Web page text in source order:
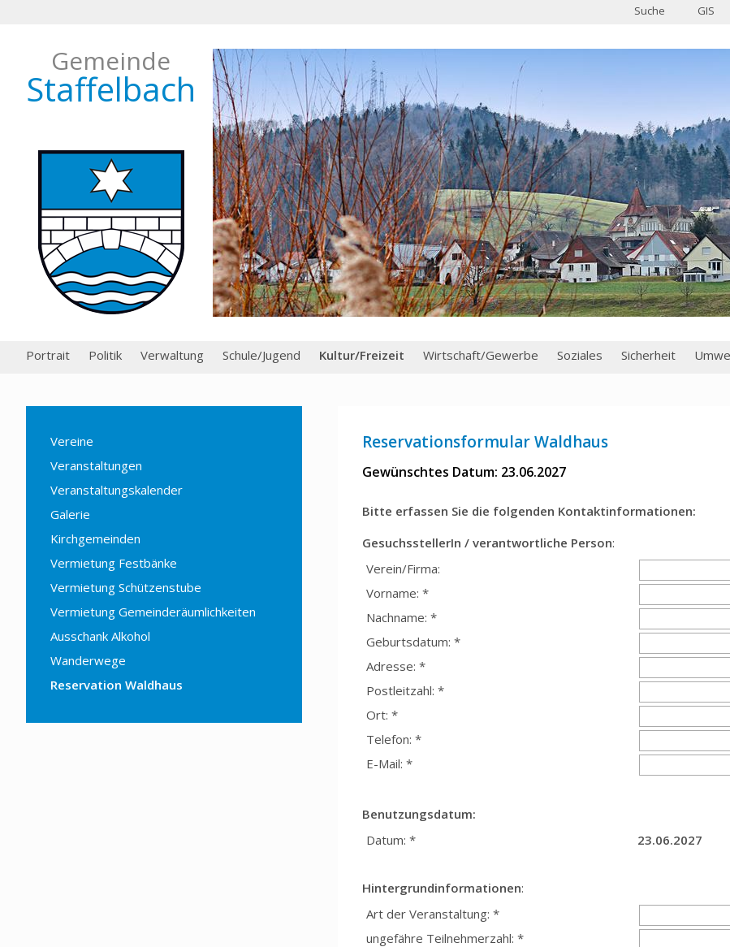
Suche GIS
Gemeinde
Staffelbach
Portrait Politik Verwaltung Schule/Jugend Kultur/Freizeit Wirtschaft/Gewerbe Soziales Sicherheit
Vereine
Veranstaltungen
Veranstaltungskalender
Galerie
Kirchgemeinden
Vermietung Festbänke
Vermietung Schützenstube
Vermietung Gemeinderäumlichkeiten
Ausschank Alkohol
Wanderwege
Reservation Waldhaus
Reservationsformular Waldhaus
Gewünschtes Datum: 23.06.2027
Bitte erfassen Sie die folgenden Kontaktinformationen:
GesuchsstellerIn / verantwortliche Person:
Verein/Firma:
Vorname: *
Nachname: *
Geburtsdatum: *
Adresse: *
Postleitzahl: *
Ort: *
Telefon: *
E-Mail: *
Benutzungsdatum:
Datum: *
23.06.2027
Hintergrundinformationen:
Art der Veranstaltung: *
ungefähre Teilnehmerzahl: *